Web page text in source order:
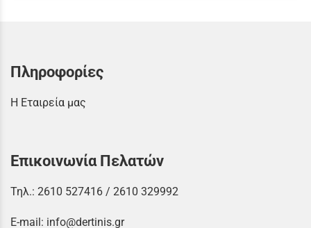
Πληροφορίες
Η Εταιρεία μας
Επικοινωνία Πελατών
Τηλ.: 2610 527416 / 2610 329992
E-mail: info@dertinis.gr